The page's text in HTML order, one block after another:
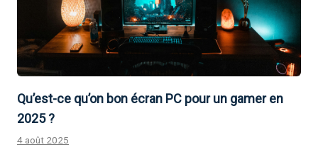
Qu’est-ce qu’on bon écran PC pour un gamer en
2025 ?
4 août 2025